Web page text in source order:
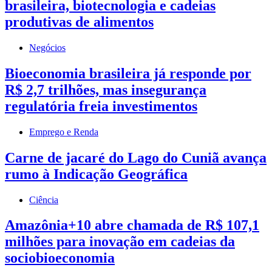
brasileira, biotecnologia e cadeias
produtivas de alimentos
Negócios
Bioeconomia brasileira já responde por
R$ 2,7 trilhões, mas insegurança
regulatória freia investimentos
Emprego e Renda
Carne de jacaré do Lago do Cuniã avança
rumo à Indicação Geográfica
Ciência
Amazônia+10 abre chamada de R$ 107,1
milhões para inovação em cadeias da
sociobioeconomia